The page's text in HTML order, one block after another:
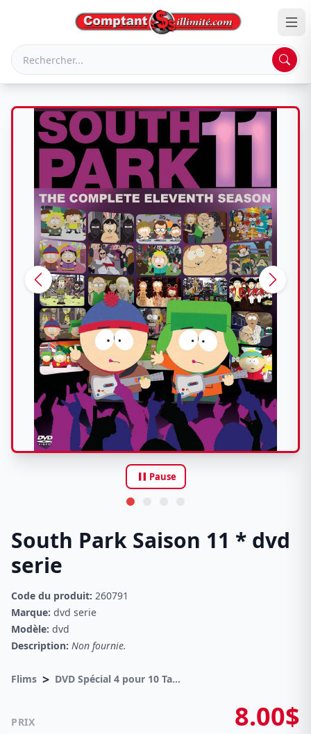
pause Pause
South Park Saison 11 * dvd
serie
Code du produit: 260791
Marque: dvd serie
Modèle: dvd
Description: Non fournie.
Flims > DVD Spécial 4 pour 10 Taxes incluses sur -4.00$
PRIX 8.00$